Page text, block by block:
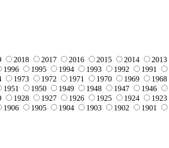
2018 2017 2016 2015 2014 2013
1996 1995 1994 1993 1992 1991
1973 1972 1971 1970 1969 1968
1951 1950 1949 1948 1947 1946
1928 1927 1926 1925 1924 1923
1906 1905 1904 1903 1902 1901